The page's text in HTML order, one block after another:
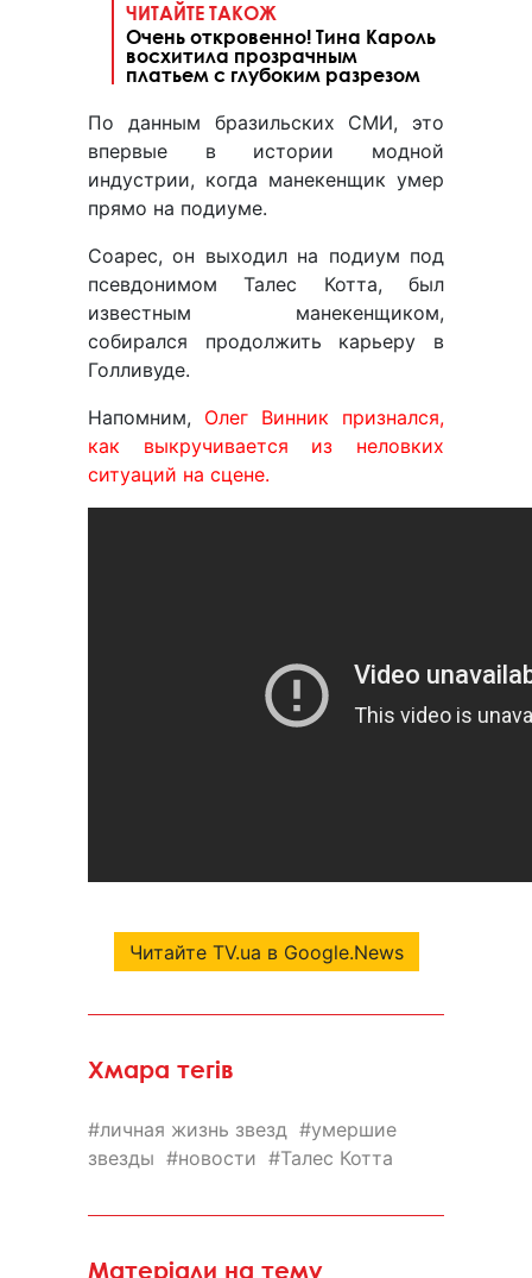
ЧИТАЙТЕ ТАКОЖ
Очень откровенно! Тина Кароль
восхитила прозрачным
платьем с глубоким разрезом
По данным бразильских СМИ, это
впервые в истории модной
индустрии, когда манекенщик умер
прямо на подиуме.
Соарес, он выходил на подиум под
псевдонимом Талес Котта, был
известным манекенщиком,
собирался продолжить карьеру в
Голливуде.
Напомним, Олег Винник признался,
как выкручивается из неловких
ситуаций на сцене.
Читайте TV.ua в Google.News
Хмара тегів
личная жизнь звезд
умершие
звезды
новости Талес Котта
Матеріали на тему